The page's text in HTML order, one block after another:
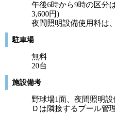
午後6時から9時の区分
3,600円)
夜間照明設備使用料は
駐車場
無料
20台
施設備考
野球場1面、夜間照明
Ｄは隣接するプール管